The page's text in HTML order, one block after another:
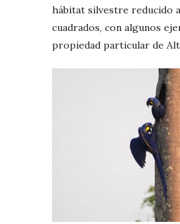
hábitat silvestre reducido
cuadrados, con algunos
propiedad particular de